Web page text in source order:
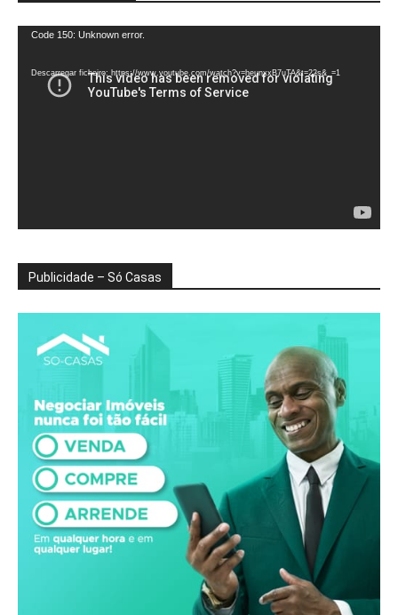
Reprodutor
vídeo
Code 150: Unknown error.
Descarregar ficheiro: https://www.youtube.com/watch?v=heunxxB7uTA&t=22s&_=1
Publicidade – Só Casas